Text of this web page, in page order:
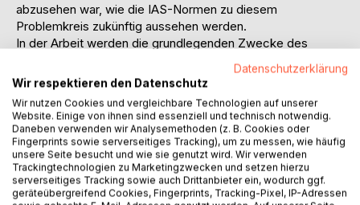
abzusehen war, wie die IAS-Normen zu diesem
Problemkreis zukünftig aussehen werden.
In der Arbeit werden die grundlegenden Zwecke des
Konzernabschlusses sowohl nach HGB als auch nach US-
GAAP dargestellt. Es werden die wesentlichen
Charakteristika von SPEs und die häufigsten
Erscheinungsformen erläutert.
Das Analyse-Kapitel beschäftigt sich zum einen mit der
Abbildung von SPEs im handelsrechtlichen
Konzernabschluss und zum anderen mit der Abbildung von
SPEs im US-amerikanischen Konzernabschluss. Des
Weiteren werden die Auswirkungen auf die
Datenschutzerklärung
Wir respektieren den Datenschutz
Wir nutzen Cookies und vergleichbare Technologien auf unserer
Website. Einige von ihnen sind essenziell und technisch notwendig.
Daneben verwenden wir Analysemethoden (z. B. Cookies oder
Fingerprints sowie serverseitiges Tracking), um zu messen, wie häufig
unsere Seite besucht und wie sie genutzt wird. Wir verwenden
Trackingtechnologien zu Marketingzwecken und setzen hierzu
serverseitiges Tracking sowie auch Drittanbieter ein, wodurch ggf.
geräteübergreifend Cookies, Fingerprints, Tracking-Pixel, IP-Adressen